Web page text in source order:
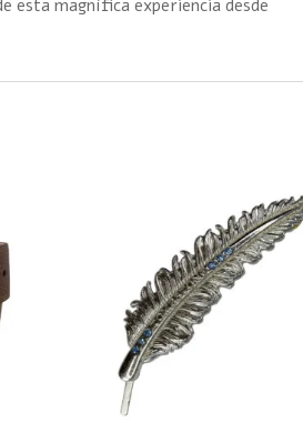
esta magnífica experiencia desde